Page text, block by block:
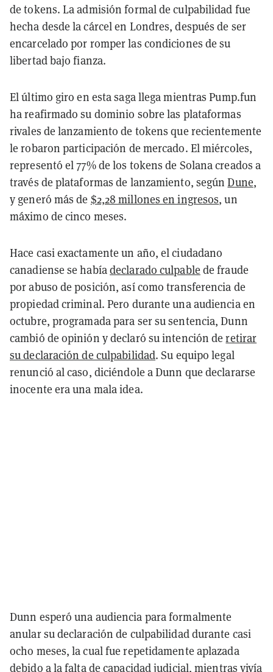
de tokens. La admisión formal de culpabilidad fue
hecha desde la cárcel en Londres, después de ser
encarcelado por romper las condiciones de su
libertad bajo fianza.
El último giro en esta saga llega mientras Pump.fun
ha reafirmado su dominio sobre las plataformas
rivales de lanzamiento de tokens que recientemente
le robaron participación de mercado. El miércoles,
representó el 77% de los tokens de Solana creados a
través de plataformas de lanzamiento, segúnDune,
y generó más de $2,28 millones en ingresos, un
máximo de cinco meses.
Hace casi exactamente un año, el ciudadano
canadiense se habíadeclarado culpable de fraude
por abuso de posición, así como transferencia de
propiedad criminal. Pero durante una audiencia en
octubre, programada para ser su sentencia, Dunn
cambió de opinión y declaró su intención deretirar
su declaración de culpabilidad. Su equipo legal
renunció al caso, diciéndole a Dunn que declararse
inocente era una mala idea.
Dunn esperó una audiencia para formalmente
anular su declaración de culpabilidad durante casi
ocho meses, la cual fue repetidamente aplazada
debido a la falta de capacidad judicial, mientras vivía